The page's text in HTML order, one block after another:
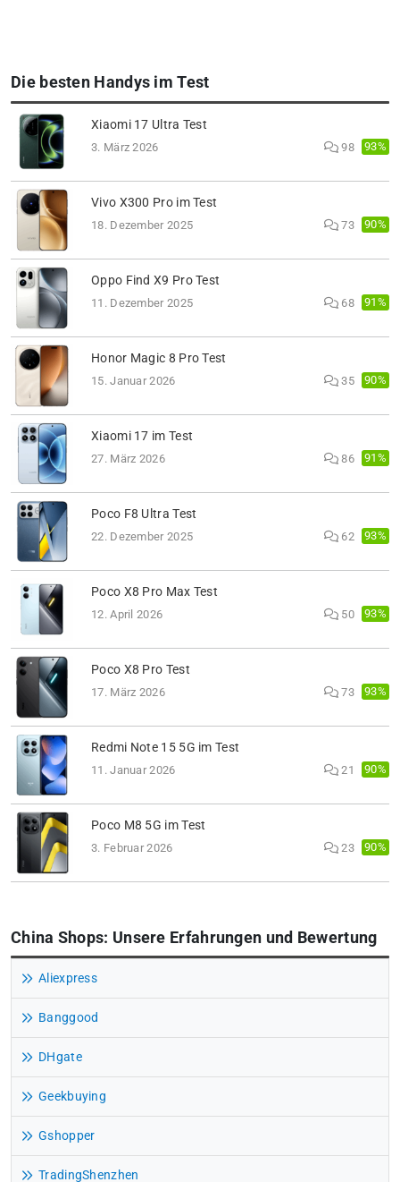
Die besten Handys im Test
Xiaomi 17 Ultra Test
3. März 2026 98 93%
Vivo X300 Pro im Test
18. Dezember 2025 73 90%
Oppo Find X9 Pro Test
11. Dezember 2025 68 91%
Honor Magic 8 Pro Test
15. Januar 2026 35 90%
Xiaomi 17 im Test
27. März 2026 86 91%
Poco F8 Ultra Test
22. Dezember 2025 62 93%
Poco X8 Pro Max Test
12. April 2026 50 93%
Poco X8 Pro Test
17. März 2026 73 93%
Redmi Note 15 5G im Test
11. Januar 2026 21 90%
Poco M8 5G im Test
3. Februar 2026 23 90%
China Shops: Unsere Erfahrungen und Bewertung
Aliexpress
Banggood
DHgate
Geekbuying
Gshopper
TradingShenzhen